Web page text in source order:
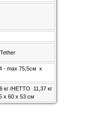
- max 75,5см х
кг /НЕТТО 11,37 кг
х 60 х 53 см